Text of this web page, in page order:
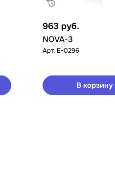
963 руб.
NOVA-3
Арт. E-0296
В корзину